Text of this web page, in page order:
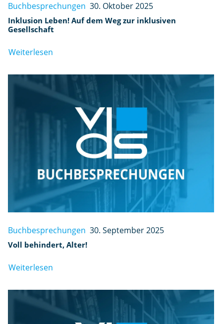
Buchbesprechungen 30. Oktober 2025
Inklusion Leben! Auf dem Weg zur inklusiven
Gesellschaft
Weiterlesen
Buchbesprechungen 30. September 2025
Voll behindert, Alter!
Weiterlesen